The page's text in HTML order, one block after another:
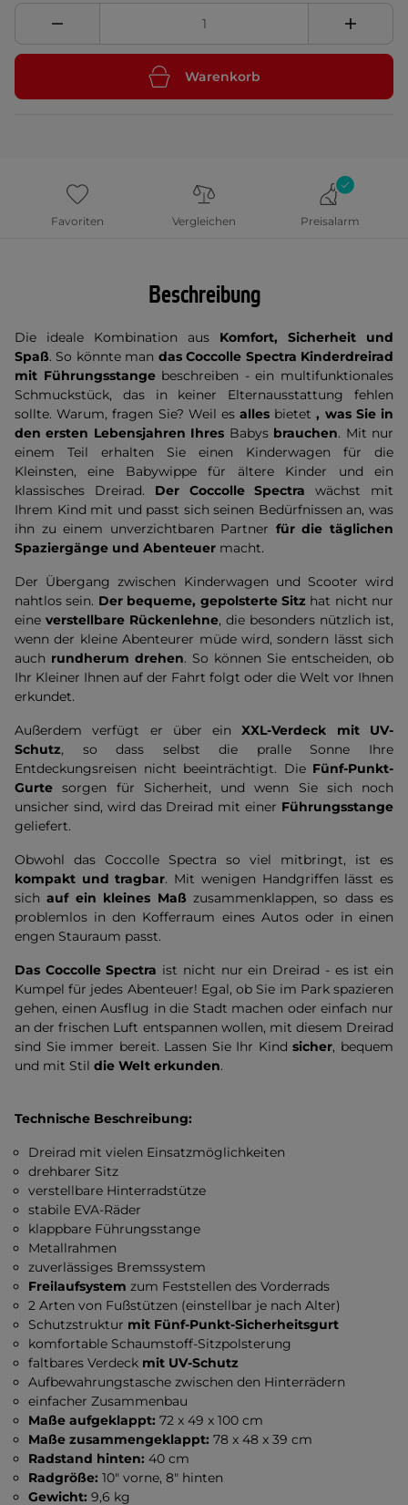
Warenkorb
Favoriten Vergleichen Preisalarm
Beschreibung
Die ideale Kombination aus Komfort, Sicherheit und
Spaß. So könnte man das Coccolle Spectra Kinderdreirad
mit Führungsstange beschreiben - ein multifunktionales
Schmuckstück, das in keiner Elternausstattung fehlen
sollte. Warum, fragen Sie? Weil esalles bietet, was Sie in
den ersten Lebensjahren Ihres Babys brauchen. Mit nur
einem Teil erhalten Sie einen Kinderwagen für die
Kleinsten, eine Babywippe für ältere Kinder und ein
klassisches Dreirad. Der Coccolle Spectra wächst mit
Ihrem Kind mit und passt sich seinen Bedürfnissen an, was
ihn zu einem unverzichtbaren Partner für die täglichen
Spaziergänge und Abenteuer macht.
Der Übergang zwischen Kinderwagen und Scooter wird
nahtlos sein. Der bequeme, gepolsterte Sitzhat nicht nur
eine verstellbare Rückenlehne, die besonders nützlich ist,
wenn der kleine Abenteurer müde wird, sondern lässt sich
auch rundherum drehen. So können Sie entscheiden, ob
Ihr Kleiner Ihnen auf der Fahrt folgt oder die Welt vor Ihnen
erkundet.
Außerdem verfügt er über einXXL-Verdeck mit UV-
Schutz, so dass selbst die pralle Sonne Ihre
Entdeckungsreisen nicht beeinträchtigt. Die Fünf-Punkt-
Gurte sorgen für Sicherheit, und wenn Sie sich noch
unsicher sind, wird das Dreirad mit einer Führungsstange
geliefert.
Obwohl das Coccolle Spectra so viel mitbringt, ist es
kompakt und tragbar. Mit wenigen Handgriffen lässt es
sichauf ein kleines Maßzusammenklappen, so dass es
problemlos in den Kofferraum eines Autos oder in einen
engen Stauraum passt.
Das Coccolle Spectra ist nicht nur ein Dreirad - es ist ein
Kumpel für jedes Abenteuer! Egal, ob Sie im Park spazieren
gehen, einen Ausflug in die Stadt machen oder einfach nur
an der frischen Luft entspannen wollen, mit diesem Dreirad
sind Sie immer bereit. Lassen Sie Ihr Kindsicher, bequem
und mit Stil die Welt erkunden.
Technische Beschreibung:
Dreirad mit vielen Einsatzmöglichkeiten
drehbarer Sitz
verstellbare Hinterradstütze
stabile EVA-Räder
klappbare Führungsstange
Metallrahmen
zuverlässiges Bremssystem
Freilaufsystemzum Feststellen des Vorderrads
2 Arten von Fußstützen (einstellbar je nach Alter)
Schutzstruktur mit Fünf-Punkt-Sicherheitsgurt
komfortable Schaumstoff-Sitzpolsterung
faltbares Verdeck mit UV-Schutz
Aufbewahrungstasche zwischen den Hinterrädern
einfacher Zusammenbau
Maße aufgeklappt:72 x 49 x 100 cm
Maße zusammengeklappt:78 x 48 x 39 cm
Radstand hinten:40 cm
Radgröße:10" vorne, 8" hinten
Gewicht:9,6 kg